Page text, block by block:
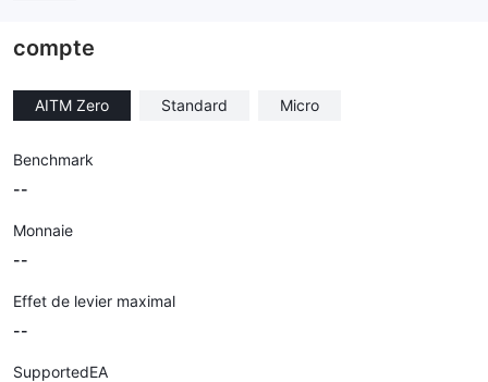
compte
AITM Zero Standard Micro
Benchmark
--
Monnaie
--
Effet de levier maximal
--
SupportedEA